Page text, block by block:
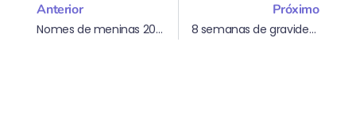
Anterior
Nomes de meninas 2025: ideias e tendências
Próximo
8 semanas de gravidez: Tudo que você precisa saber